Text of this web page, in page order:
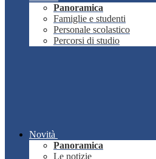
Panoramica
Famiglie e studenti
Personale scolastico
Percorsi di studio
Novità
Panoramica
Le notizie